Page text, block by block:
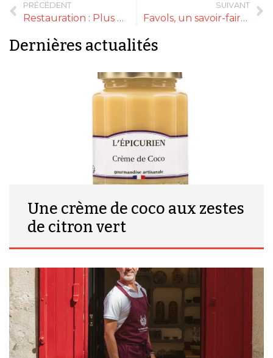
PRÉCÉDENT
Restauration : Plus de réservations en 2023
SUIVANT
Favols, un savoir-faire confiturier depuis bientôt 60 ans !
Dernières actualités
Une crème de coco aux zestes
de citron vert